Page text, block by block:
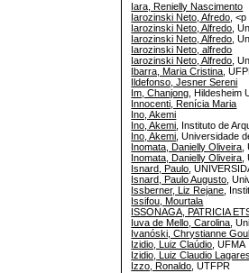
Iara, Renielly Nascimento
Iarozinski Neto, Afredo ,
Iarozinski Neto, Alfredo ,
Iarozinski Neto, Alfredo ,
Iarozinski Neto, alfredo
Iarozinski Neto, Alfredo ,
Ibarra, Maria Cristina ,
Ildefonso, Jesner Sereni
Im, Chanjong , Hildesheim
Innocenti, Renícia Maria
Ino, Akemi
Ino, Akemi , Instituto de
Ino, Akemi , Universidade
Inomata, Danielly Oliveira
Inomata, Danielly Oliveira
Isnard, Paulo ,
Isnard, Paulo Augusto ,
Issberner, Liz Rejane ,
Issifou, Mourtala
ISSONAGA, PATRICIA
Iuva de Mello, Carolina ,
Ivanóski, Chrystianne
Izidio, Luiz Claúdio , UFMA
Izidio, Luiz Claudio Lagares
Izzo, Ronaldo , UTFPR